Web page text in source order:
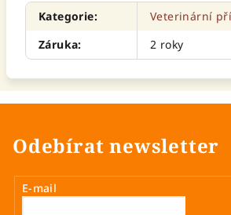
Kategorie:
Veterinární
Záruka: 2 roky
Odebírat newsletter
E-mail